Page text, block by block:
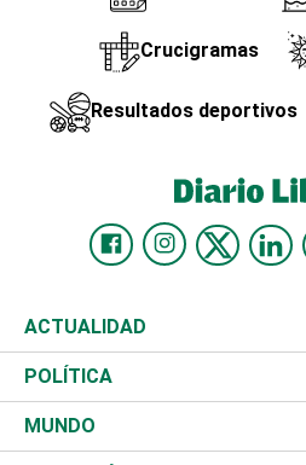
Crucigramas
Resultados deportivos
ACTUALIDAD
Nacional
Ciudad
POLÍTICA
Partidos
MUNDO